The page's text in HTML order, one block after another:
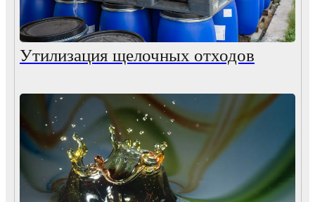
Утилизация щелочных отходов